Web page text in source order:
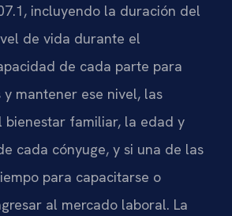
incluyendo la duración del
de vida durante el
de cada parte para
mantener ese nivel, las
bienestar familiar, la edad y
cada cónyuge, y si una de las
para capacitarse o
al mercado laboral. La